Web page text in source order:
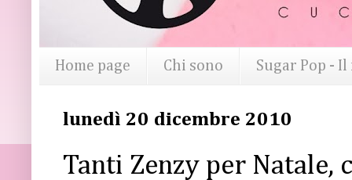
Home page Chi sono Sugar Pop -
lunedì 20 dicembre 2010
Tanti Zenzy per Natale,